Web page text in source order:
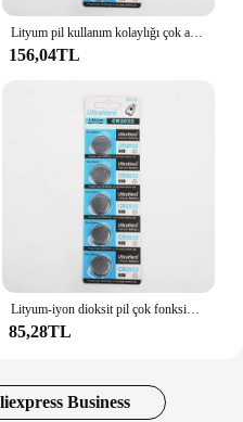
Lityum pil kullanım kolaylığı çok amaçlı güvenilir rahat kullanım çoklu elektrikli ev aletleri düğme pil taşınabilir dayanıklı
156,04TL
Lityum-iyon dioksit pil çok fonksiyonlu taşınabilir pürüzsüz uygun kullanım birden fazla elektrikli ev aletleri lityum pil
85,28TL
Business